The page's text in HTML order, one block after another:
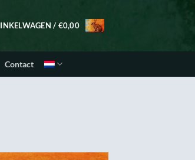
/ €0,00
Contact